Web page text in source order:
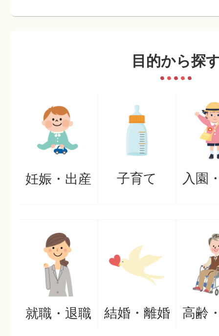
目的から探
妊娠・出産 子育て 入園
就職・退職 結婚・離婚 高齢